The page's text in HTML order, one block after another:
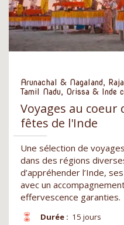
Arunachal & Nagaland,
Tamil Nadu, Orissa & Inde
Voyages au coeur
fêtes de l'Inde
Une sélection de
dans des régions
d’appréhender l’Inde,
avec un
effervescence garanties.
Durée : 15 jours